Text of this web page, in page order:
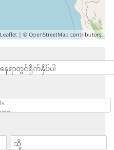
Leaflet | ©OpenStreetMap contributors.